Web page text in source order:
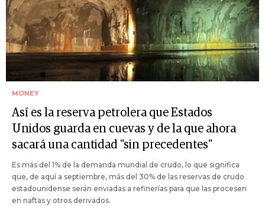
MONEY
Así es la reserva petrolera que Estados
Unidos guarda en cuevas y de la que ahora
sacará una cantidad "sin precedentes"
Es más del 1% de la demanda mundial de crudo, lo que significa
que, de aquí a septiembre, más del 30% de las reservas de crudo
estadounidense serán enviadas a refinerías para que las procesen
en naftas y otros derivados.